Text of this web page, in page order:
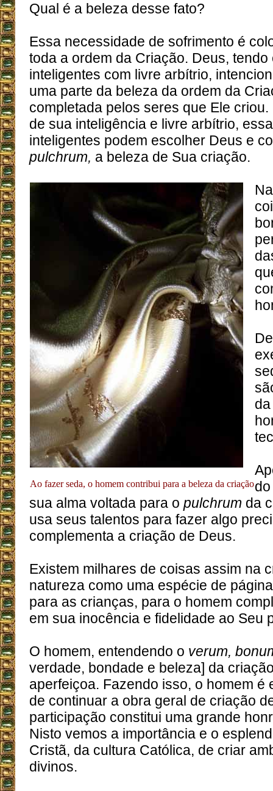
Qual é a beleza desse fato?
Essa necessidade de sofrimento é
toda a ordem da Criação. Deus,
inteligentes com livre arbítrio,
uma parte da beleza da ordem da
completada pelos seres que Ele
de sua inteligência e livre arbítrio,
inteligentes podem escolher Deus e
pulchrum, a beleza de Sua criação.
Ao fazer seda, o homem contribui para a beleza da criação
sua alma voltada para o pulchrum da
usa seus talentos para fazer algo
complementa a criação de Deus.
Existem milhares de coisas assim na
natureza como uma espécie de
para as crianças, para o homem
em sua inocência e fidelidade ao Seu
O homem, entendendo o verum,
verdade, bondade e beleza] da
aperfeiçoa. Fazendo isso, o homem é
de continuar a obra geral de criação
participação constitui uma grande
Nisto vemos a importância e o
Cristã, da cultura Católica, de criar
divinos.